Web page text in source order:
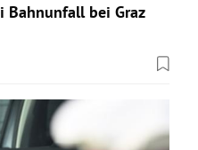
Bahnunfall bei Graz